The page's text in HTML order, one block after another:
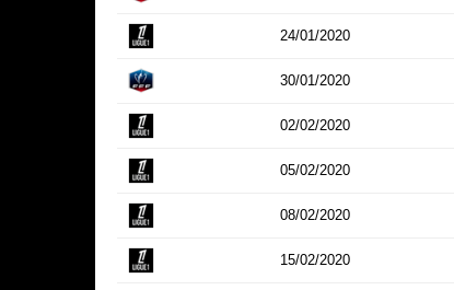
24/01/2020
30/01/2020
02/02/2020
05/02/2020
08/02/2020
15/02/2020